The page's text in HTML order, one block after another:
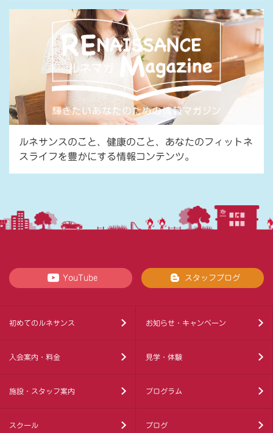
ルネサンスのこと、健康のこと、あなたのフィットネ
スライフを豊かにする情報コンテンツ。
YouTube スタッフブログ
初めてのルネサンス お知らせ・キャンペーン
入会案内・料金 見学・体験
施設・スタッフ案内 プログラム
スクール ブログ